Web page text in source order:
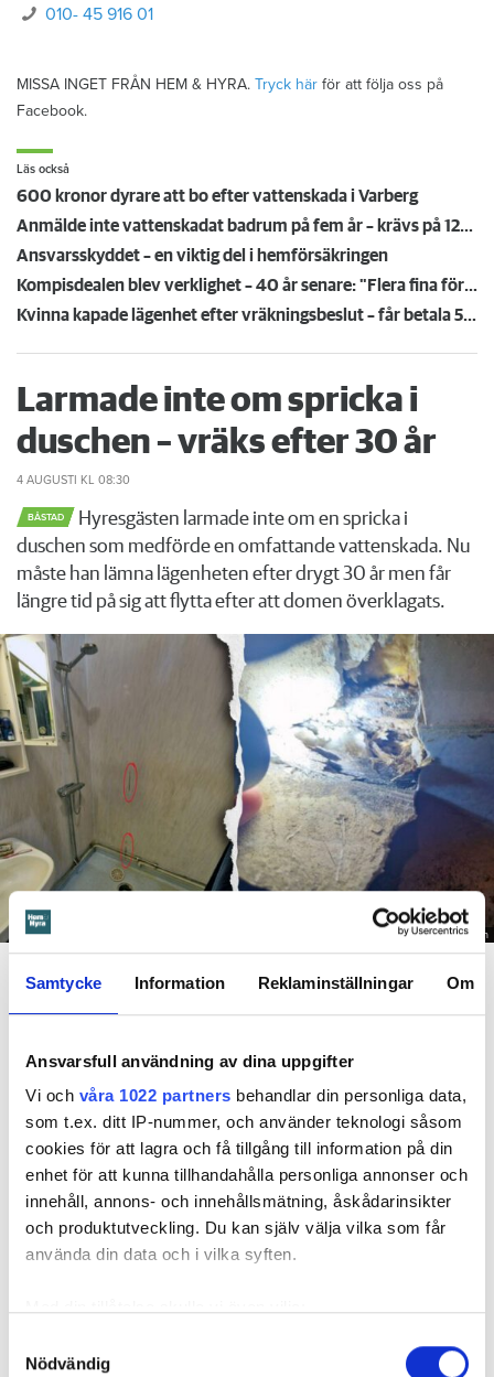
Samtycke Information Reklaminställningar Om
Ansvarsfull användning av dina uppgifter
Vi och våra 1022 partners behandlar din personliga data,
som t.ex. ditt IP-nummer, och använder teknologi såsom
cookies för att lagra och få tillgång till information på din
enhet för att kunna tillhandahålla personliga annonser och
innehåll, annons- och innehållsmätning, åskådarinsikter
och produktutveckling. Du kan själv välja vilka som får
använda din data och i vilka syften.
som kan ha en noggrannhet på upp till flera meter
Nödvändig
010- 45 916 01
MISSA INGET FRÅN HEM & HYRA. Tryck här för att följa oss på
Facebook.
Läs också
600 kronor dyrare att bo efter vattenskada i Varberg
Anmälde inte vattenskadat badrum på fem år – krävs på 125 000 kronor
Ansvarsskyddet – en viktig del i hemförsäkringen
Kompisdealen blev verklighet – 40 år senare: "Flera fina fördelar med att dela bostad"
Kvinna kapade lägenhet efter vräkningsbeslut – får betala 50 000
Larmade inte om spricka i
duschen – vräks efter 30 år
4 AUGUSTI KL 08:30
BÅSTAD
Hyresgästen larmade inte om en spricka i
duschen som medförde en omfattande vattenskada. Nu
måste han lämna lägenheten efter drygt 30 år men får
längre tid på sig att flytta efter att domen överklagats.
Foto: Hyresnämnden
En inspektion visade att vatten under en längre tid läckt in genom sprickor i väggen (de
röda markeringarna) och orsakat rötskador i syllen.
Hyresgästen har bott i lägenheten i skånska Båstad sedan
1995 men måste nu flytta sedan hans kontrakt prövats både
i hyresnämnden och i hovrätten.
Skada upptäcktes av hantverkare
Det var när hyresvärdens hantverkare skulle byta ett
duschmunstycke under hösten förra året som en spricka i
detta lät värden ett företag göra en besiktning av
svetsskarven under en längre tid och orsakat omfattande